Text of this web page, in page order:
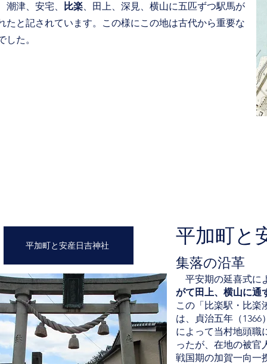
潮津、安宅、
比楽、田上、深見、横山に五匹ずつ駅馬が
たと記されています。この様にこの地は古代から重要な
した。
平加町と安産日吉神社 平加町
集落の沿革
平安期の延喜式に
がて田上、横山に通
この「比楽駅・比楽
は、貞治五年（
によって当村地頭職
ったが、在地の被官
戦国期の加賀一向一